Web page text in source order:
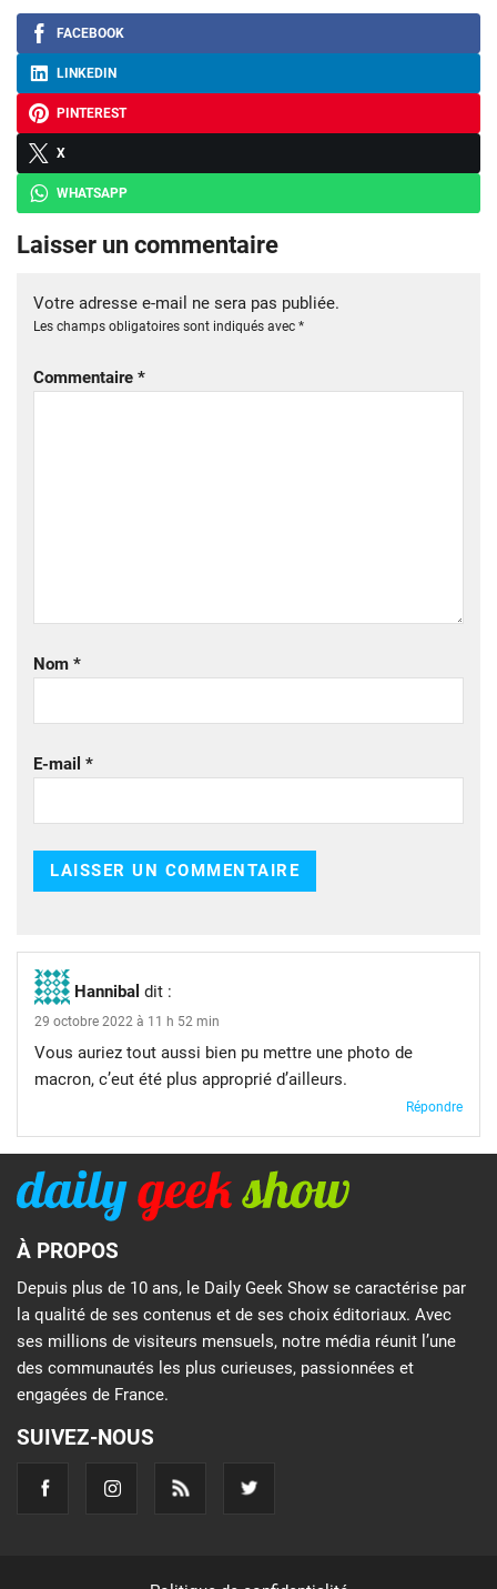
FACEBOOK
LINKEDIN
PINTEREST
X
WHATSAPP
Laisser un commentaire
Votre adresse e-mail ne sera pas publiée.
Les champs obligatoires sont indiqués avec *
Commentaire *
Nom *
E-mail *
Hannibal dit :
29 octobre 2022 à 11 h 52 min
Vous auriez tout aussi bien pu mettre une photo de
macron, c’eut été plus approprié d’ailleurs.
Répondre
À PROPOS
Depuis plus de 10 ans, le Daily Geek Show se caractérise par
la qualité de ses contenus et de ses choix éditoriaux. Avec
ses millions de visiteurs mensuels, notre média réunit l’une
des communautés les plus curieuses, passionnées et
engagées de France.
SUIVEZ-NOUS